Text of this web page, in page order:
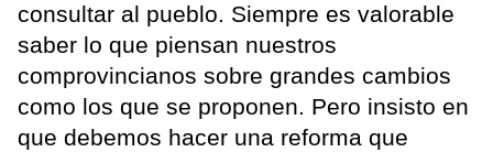
consultar al pueblo. Siempre es valorable
saber lo que piensan nuestros
comprovincianos sobre grandes cambios
como los que se proponen. Pero insisto en
que debemos hacer una reforma que